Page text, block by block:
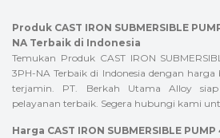
Produk CAST IRON SUBMERSIBLE
NA Terbaik di Indonesia
Temukan Produk CAST IRON
3PH-NA Terbaik di Indonesia dengan
terjamin. PT. Berkah Utama Alloy
pelayanan terbaik. Segera hubungi kami
Harga CAST IRON SUBMERSIBLE